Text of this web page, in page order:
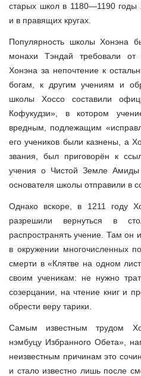
старых школ в 1180—1190 годы
и в правящих кругах.
Популярность школы Хонэна
монахи Тэндай требовали от
Хонэна за непочтение к
богам, к другим учениям и
школы Хоссо составили
Кофукудзи», в котором
вредным, подлежащим
его учеников были казнены, а
звания, был приговорён к
учения о Чистой Земле
основателя школы отправили в
Однако вскоре, в 1211 году
разрешили вернуться в
распространять учение. Там он
в окружении многочисленных
смерти в «Клятве на одном
своим ученикам: не нужно
созерцании, на чтение книг и
обрести веру тарики.
Самым известным трудом
нэмбуцу Избранного Обета»,
неизвестным причинам это
и стало известно лишь после